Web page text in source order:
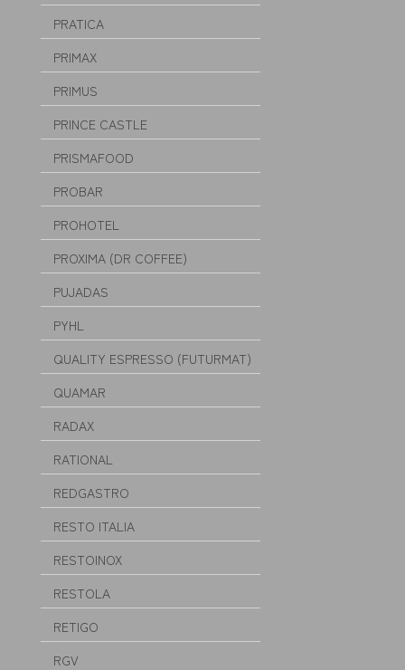
PRATICA
PRIMAX
PRIMUS
PRINCE CASTLE
PRISMAFOOD
PROBAR
PROHOTEL
PROXIMA (DR COFFEE)
PUJADAS
PYHL
QUALITY ESPRESSO (FUTURMAT)
QUAMAR
RADAX
RATIONAL
REDGASTRO
RESTO ITALIA
RESTOINOX
RESTOLA
RETIGO
RGV